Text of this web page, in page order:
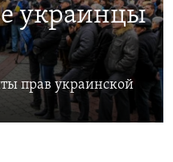
украинцы
прав украинской